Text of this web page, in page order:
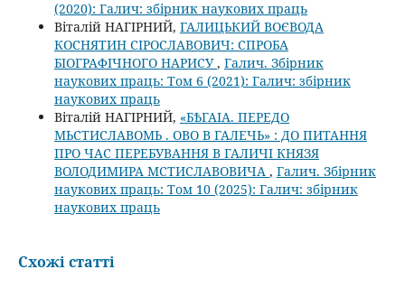
(2020): Галич: збірник наукових праць
Віталій НАГІРНИЙ, ГАЛИЦЬКИЙ ВОЄВОДА
КОСНЯТИН СІРОСЛАВОВИЧ: СПРОБА
БІОГРАФІЧНОГО НАРИСУ, Галич. Збірник
наукових праць: Том 6 (2021): Галич: збірник
наукових праць
Віталій НАГІРНИЙ, «БѢГАІА. ПЕРЕДО
МЬСТИСЛАВОМЬ . ОВО В ГАЛЕЧЬ» : ДО ПИТАННЯ
ПРО ЧАС ПЕРЕБУВАННЯ В ГАЛИЧІ КНЯЗЯ
ВОЛОДИМИРА МСТИСЛАВОВИЧА , Галич. Збірник
наукових праць: Том 10 (2025): Галич: збірник
наукових праць
Схожі статті